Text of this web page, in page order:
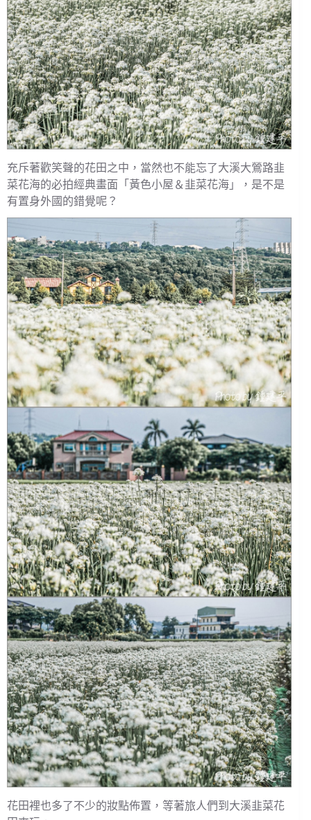
充斥著歡笑聲的花田之中，當然也不能忘了大溪大鶯路韭
菜花海的必拍經典畫面「黃色小屋＆韭菜花海」，是不是
有置身外國的錯覺呢？
花田裡也多了不少的妝點佈置，等著旅人們到大溪韭菜花